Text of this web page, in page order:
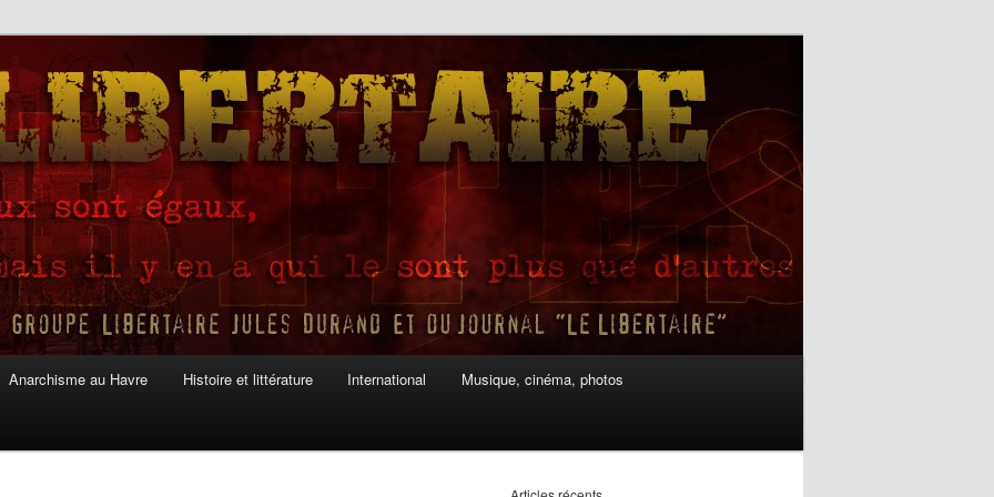
Anarchisme au Havre Histoire et littérature International Musique, cinéma, photos